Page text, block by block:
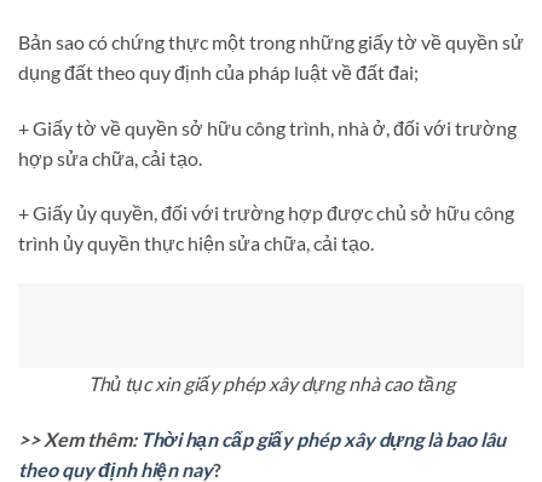
Bản sao có chứng thực một trong những giấy tờ về quyền sử
dụng đất theo quy định của pháp luật về đất đai;
+ Giấy tờ về quyền sở hữu công trình, nhà ở, đối với trường
hợp sửa chữa, cải tạo.
+ Giấy ủy quyền, đối với trường hợp được chủ sở hữu công
trình ủy quyền thực hiện sửa chữa, cải tạo.
Thủ tục xin giấy phép xây dựng nhà cao tầng
>> Xem thêm: Thời hạn cấp giấy phép xây dựng là bao lâu
theo quy định hiện nay?